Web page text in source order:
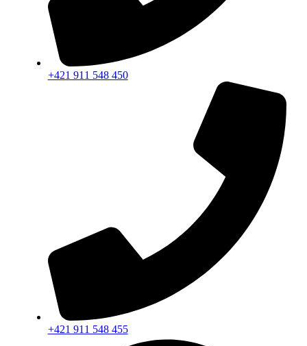
+421 911 548 450
+421 911 548 455